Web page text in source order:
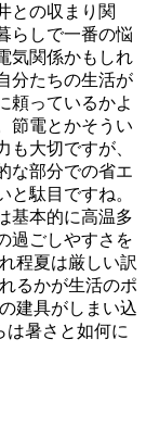
との収まり関
らしで一番の悩
気関係かもしれ
分たちの生活が
頼っているかよ
節電とかそうい
も大切ですが、
な部分での省エ
と駄目ですね。
基本的に高温多
過ごしやすさを
程夏は厳しい訳
るかが生活のポ
建具がしまい込
は暑さと如何に